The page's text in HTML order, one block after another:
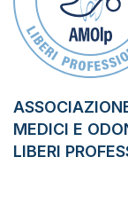
MEDICI E
LIBERI